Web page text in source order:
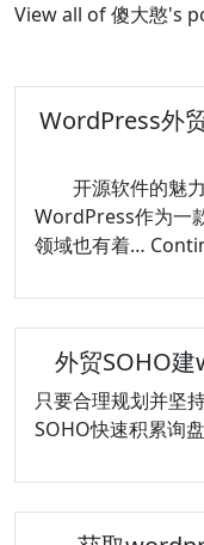
View all of 傻大憨's
WordPress外
开源软件的魅力
WordPress作为一
领域也有着…
外贸SOHO
只要合理规划并坚
SOHO快速积累询